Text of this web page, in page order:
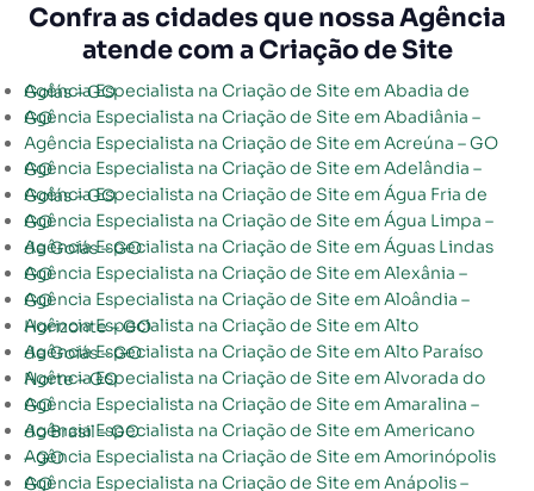
Confra as cidades que nossa Agência
atende com a Criação de Site
Agência Especialista na Criação de Site em Abadia de Goiás – GO
Agência Especialista na Criação de Site em Abadiânia – GO
Agência Especialista na Criação de Site em Acreúna – GO
Agência Especialista na Criação de Site em Adelândia – GO
Agência Especialista na Criação de Site em Água Fria de Goiás – GO
Agência Especialista na Criação de Site em Água Limpa – GO
Agência Especialista na Criação de Site em Águas Lindas de Goiás – GO
Agência Especialista na Criação de Site em Alexânia – GO
Agência Especialista na Criação de Site em Aloândia – GO
Agência Especialista na Criação de Site em Alto Horizonte – GO
Agência Especialista na Criação de Site em Alto Paraíso de Goiás – GO
Agência Especialista na Criação de Site em Alvorada do Norte – GO
Agência Especialista na Criação de Site em Amaralina – GO
Agência Especialista na Criação de Site em Americano do Brasil – GO
Agência Especialista na Criação de Site em Amorinópolis – GO
Agência Especialista na Criação de Site em Anápolis – GO